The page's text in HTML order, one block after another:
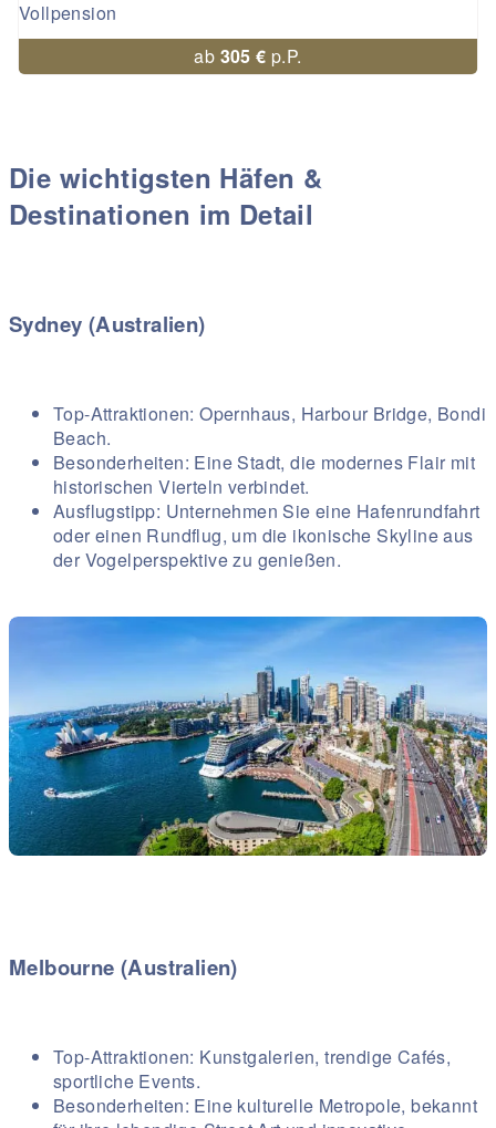
Vollpension
ab 305 € p.P.
Die wichtigsten Häfen &
Destinationen im Detail
Sydney (Australien)
Top-Attraktionen: Opernhaus, Harbour Bridge, Bondi
Beach.
Besonderheiten: Eine Stadt, die modernes Flair mit
historischen Vierteln verbindet.
Ausflugstipp: Unternehmen Sie eine Hafenrundfahrt
oder einen Rundflug, um die ikonische Skyline aus
der Vogelperspektive zu genießen.
Melbourne (Australien)
Top-Attraktionen: Kunstgalerien, trendige Cafés,
sportliche Events.
Besonderheiten: Eine kulturelle Metropole, bekannt